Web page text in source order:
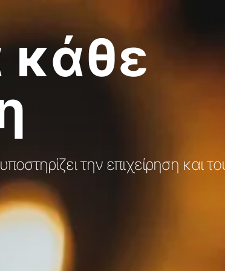
κάθε
την επιχείρηση και